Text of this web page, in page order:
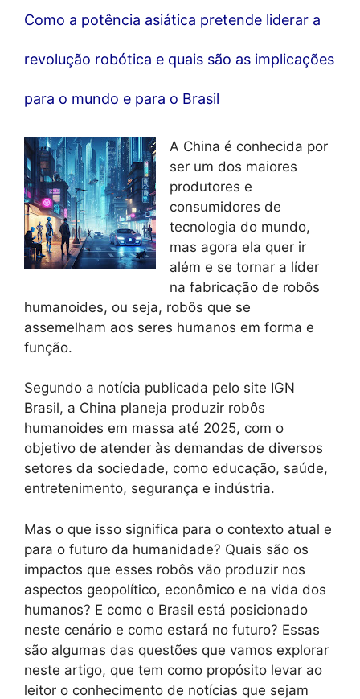
Como a potência asiática pretende liderar a
revolução robótica e quais são as implicações
para o mundo e para o Brasil
A China é conhecida por
ser um dos maiores
produtores e
consumidores de
tecnologia do mundo,
mas agora ela quer ir
além e se tornar a líder
na fabricação de robôs
humanoides, ou seja, robôs que se
assemelham aos seres humanos em forma e
função.
Segundo a notícia publicada pelo site IGN
Brasil, a China planeja produzir robôs
humanoides em massa até 2025, com o
objetivo de atender às demandas de diversos
setores da sociedade, como educação, saúde,
entretenimento, segurança e indústria.
Mas o que isso significa para o contexto atual e
para o futuro da humanidade? Quais são os
impactos que esses robôs vão produzir nos
aspectos geopolítico, econômico e na vida dos
humanos? E como o Brasil está posicionado
neste cenário e como estará no futuro? Essas
são algumas das questões que vamos explorar
neste artigo, que tem como propósito levar ao
leitor o conhecimento de notícias que sejam